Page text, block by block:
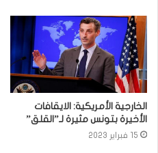
الخارجية الأمريكية: الايقافات
الأخيرة بتونس مثيرة لـ”القلق”
15 فبراير 2023